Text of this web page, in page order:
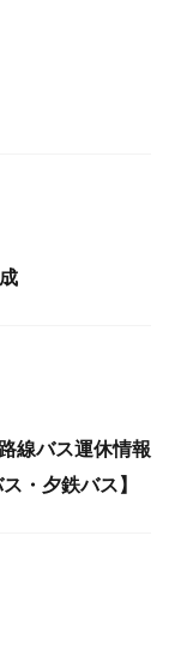
線バス運休情報
・夕鉄バス】